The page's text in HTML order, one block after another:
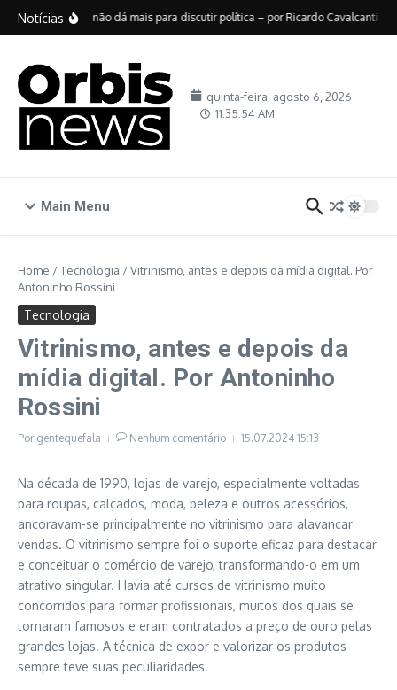
Ir para o conteúdo
Notícias
No Brasil, não dá mais para discutir política – por Ricardo Cavalcanti
quinta-feira, agosto 6, 2026
11:35:55 AM
Main Menu
Home /Tecnologia /Vitrinismo, antes e depois da mídia digital. Por
Antoninho Rossini
Tecnologia
Vitrinismo, antes e depois da
mídia digital. Por Antoninho
Rossini
Por gentequefala Nenhum comentário 15.07.2024 15:13
Na década de 1990, lojas de varejo, especialmente voltadas
para roupas, calçados, moda, beleza e outros acessórios,
ancoravam-se principalmente no vitrinismo para alavancar
vendas. O vitrinismo sempre foi o suporte eficaz para destacar
e conceituar o comércio de varejo, transformando-o em um
atrativo singular. Havia até cursos de vitrinismo muito
concorridos para formar profissionais, muitos dos quais se
tornaram famosos e eram contratados a preço de ouro pelas
grandes lojas. A técnica de expor e valorizar os produtos
sempre teve suas peculiaridades.